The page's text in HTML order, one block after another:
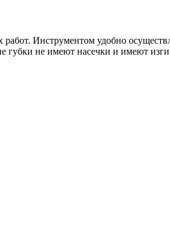
Инструментом удобно
не имеют насечки и имеют